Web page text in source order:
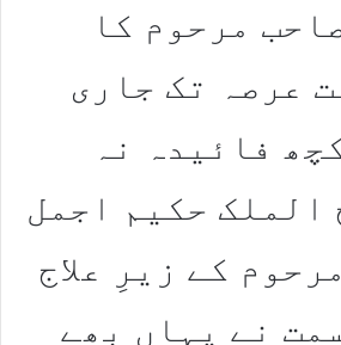
مرحوم کا
عرصہ تک جاری
فائیدہ نہ
الملک حکیم اجمل
کے زیرِ علاج
نے یہاں بھے